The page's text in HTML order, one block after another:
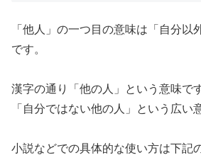
「他人」の一つ目の意味は「自分以
です。
漢字の通り「他の人」という意味です
「自分ではない他の人」という広い
小説などでの具体的な使い方は下記